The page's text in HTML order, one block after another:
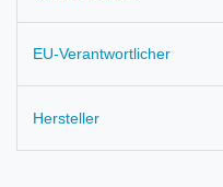
EU-Verantwortlicher
Hersteller